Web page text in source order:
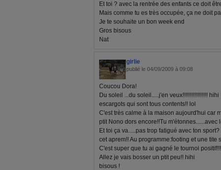
Et toi ? avec la rentrée des enfants ce doit
Mais comme tu es très occupée, ça ne doit
Je te souhaite un bon week end
Gros bisous
Nat
girlie
publié le 04/09/2009 à 09:08
Coucou Dora!
Du soleil ...du soleil.....j'en veux!!!!!!!!!!!!!!!!!
escargots qui sont tous contents!! lol
C'est très calme à la maison aujourd'hui car
ptit Nono dors encore!!Tu m'étonnes......avec
Et toi ça va.....pas trop fatigué avec ton
cet aprem!! Au programme:footing et une tite
C'est super que tu ai gagné le tournoi
Allez je vais bosser un ptit peu!! hihi
bisous !